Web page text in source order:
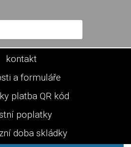
kontakt
a formuláře
platba QR kód
poplatky
doba skládky